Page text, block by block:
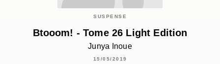
SUSPENSE
Btooom! - Tome 26 Light Edition
Junya Inoue
15/05/2019